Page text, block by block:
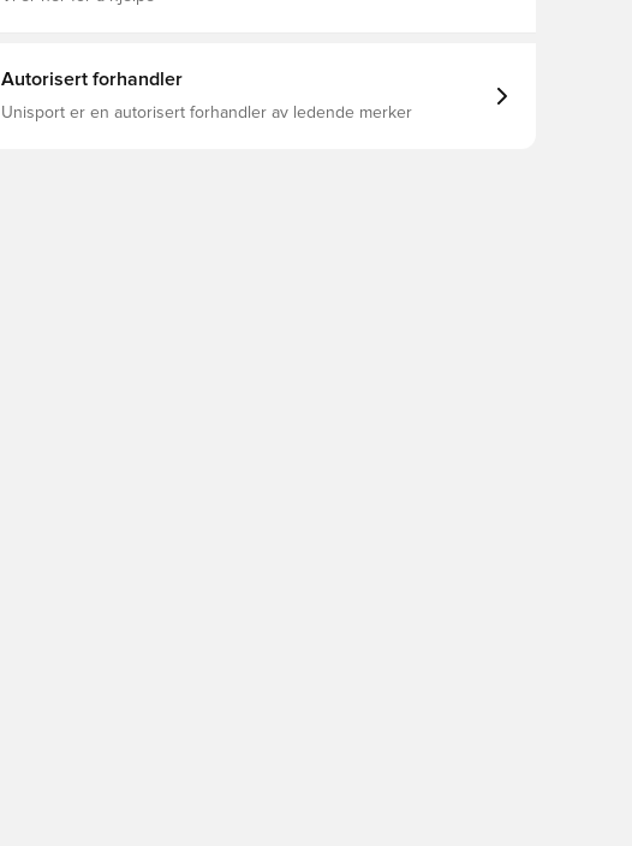
Autorisert forhandler
Unisport er en autorisert forhandler av ledende merker